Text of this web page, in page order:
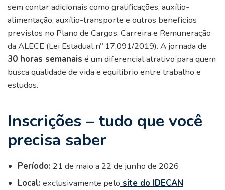
sem contar adicionais como gratificações, auxílio-
alimentação, auxílio-transporte e outros benefícios
previstos no Plano de Cargos, Carreira e Remuneração
da ALECE (Lei Estadual nº 17.091/2019). A jornada de
30 horas semanais é um diferencial atrativo para quem
busca qualidade de vida e equilíbrio entre trabalho e
estudos.
Inscrições – tudo que você
precisa saber
Período: 21 de maio a 22 de junho de 2026
Local: exclusivamente pelo site do IDECAN